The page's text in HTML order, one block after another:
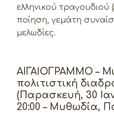
ελληνικού
ποίηση, γεμάτη
μελωδίες.
ΑΙΓΑΙΟΓΡΑΜΜΟ –
πολιτιστική
(Παρασκευή, 30
20:00 – Μυθωδία,